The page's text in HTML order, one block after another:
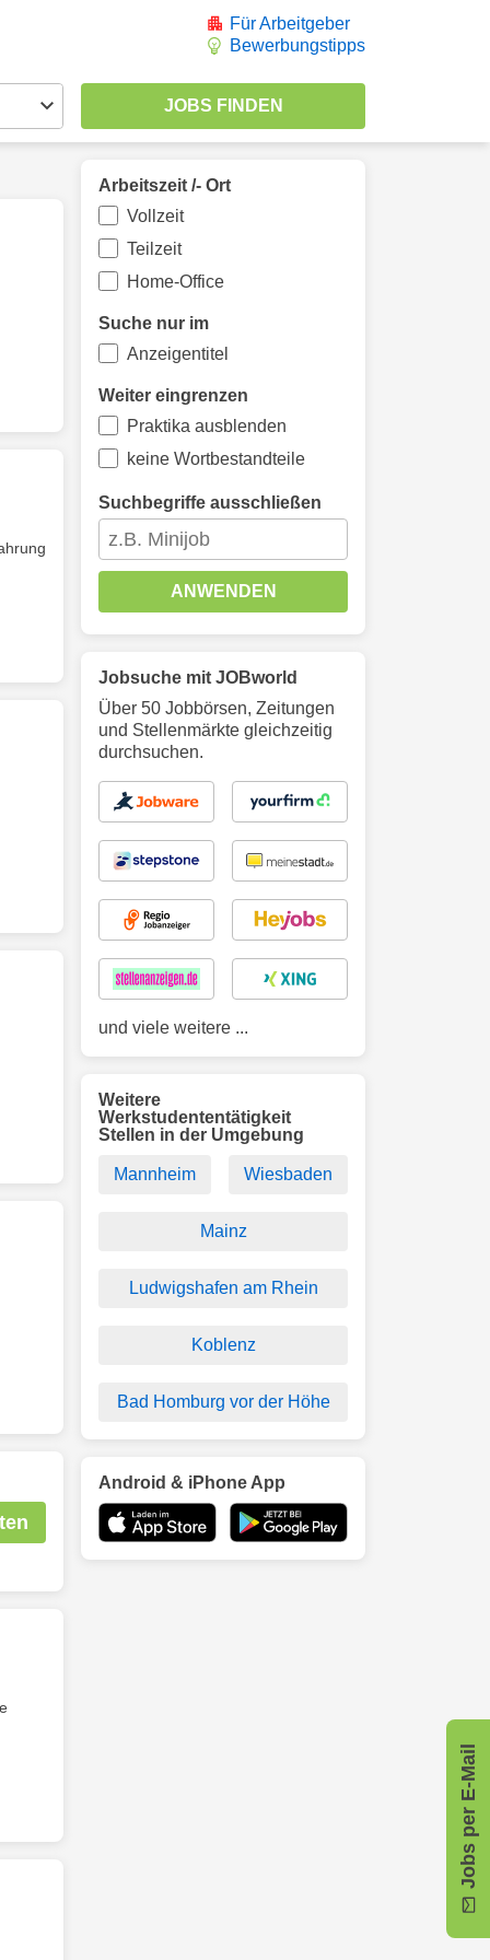
Für Arbeitgeber
Bewerbungstipps
Jobs per E-Mail
Arbeitszeit /- Ort
Vollzeit
Teilzeit
Home-Office
Suche nur im
Anzeigentitel
Weiter eingrenzen
Praktika ausblenden
keine Wortbestandteile
Suchbegriffe ausschließen
ANWENDEN
Jobsuche mit JOBworld
Über 50 Jobbörsen, Zeitungen
und Stellenmärkte gleichzeitig
durchsuchen.
und viele weitere ...
Weitere
Werkstudententätigkeit
Stellen in der Umgebung
Mannheim Wiesbaden
Mainz
Ludwigshafen am Rhein
Koblenz
Bad Homburg vor der Höhe
Android & iPhone App